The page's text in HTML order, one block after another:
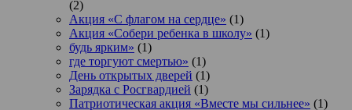
(2)
Акция «С флагом на сердце» (1)
Акция «Собери ребенка в школу» (1)
будь ярким» (1)
где торгуют смертью» (1)
День открытых дверей (1)
Зарядка с Росгвардией (1)
Патриотическая акция «Вместе мы сильнее» (1)